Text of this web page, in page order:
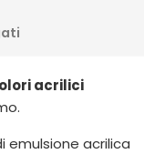
acrilici
emulsione acrilica